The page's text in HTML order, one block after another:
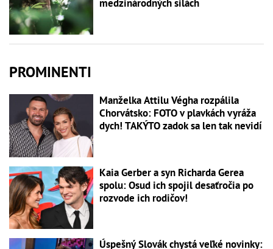
medzinárodných silách
PROMINENTI
Manželka Attilu Végha rozpálila
Chorvátsko: FOTO v plavkách vyráža
dych! TAKÝTO zadok sa len tak nevidí
Kaia Gerber a syn Richarda Gerea
spolu: Osud ich spojil desaťročia po
rozvode ich rodičov!
Úspešný Slovák chystá veľké novinky: